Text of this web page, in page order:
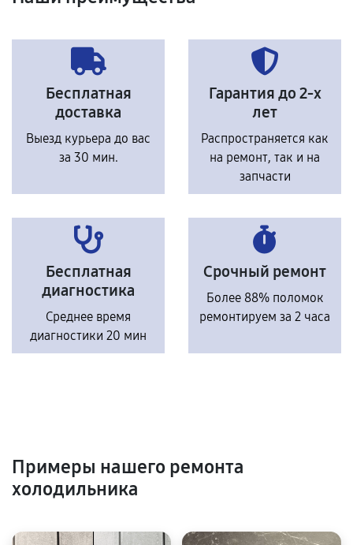
Бесплатная
доставка
Выезд курьера до вас
за 30 мин.
Гарантия до 2-х
лет
Распространяется как
на ремонт, так и на
запчасти
Бесплатная
диагностика
Среднее время
диагностики 20 мин
Срочный ремонт
Более 88% поломок
ремонтируем за 2 часа
Примеры нашего ремонта
холодильника